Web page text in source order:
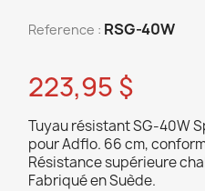
Reference : RSG-40W
223,95 $
Tuyau résistant SG-40W
pour Adflo. 66 cm,
Résistance supérieure
Fabriqué en Suède.